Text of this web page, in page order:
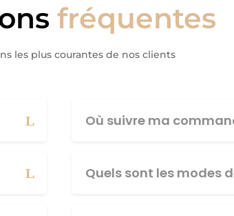
fréquentes
les plus courantes de nos clients
Où suivre ma
Quels sont les modes